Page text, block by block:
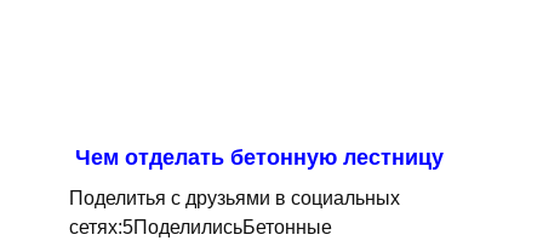
Чем отделать бетонную лестницу
Поделитья с друзьями в социальных
сетях:5ПоделилисьБетонные